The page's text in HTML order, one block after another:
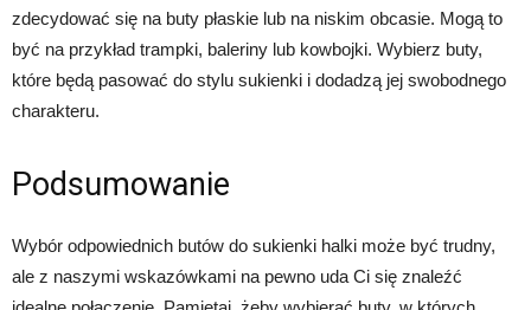
zdecydować się na buty płaskie lub na niskim obcasie. Mogą to
być na przykład trampki, baleriny lub kowbojki. Wybierz buty,
które będą pasować do stylu sukienki i dodadzą jej swobodnego
charakteru.
Podsumowanie
Wybór odpowiednich butów do sukienki halki może być trudny,
ale z naszymi wskazówkami na pewno uda Ci się znaleźć